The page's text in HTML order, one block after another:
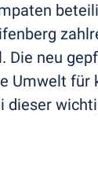
neu
Umwelt